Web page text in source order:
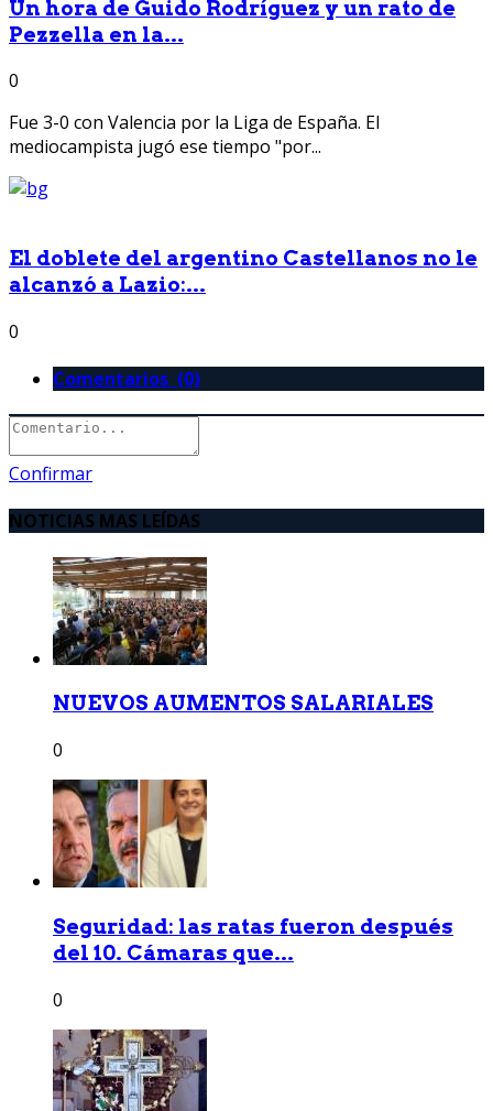
Un hora de Guido Rodríguez y un rato de
Pezzella en la...
0
Fue 3-0 con Valencia por la Liga de España. El
mediocampista jugó ese tiempo "por...
El doblete del argentino Castellanos no le
alcanzó a Lazio:...
0
Comentarios (0)
Confirmar
NOTICIAS MAS LEÍDAS
NUEVOS AUMENTOS SALARIALES
0
Seguridad: las ratas fueron después
del 10. Cámaras que...
0